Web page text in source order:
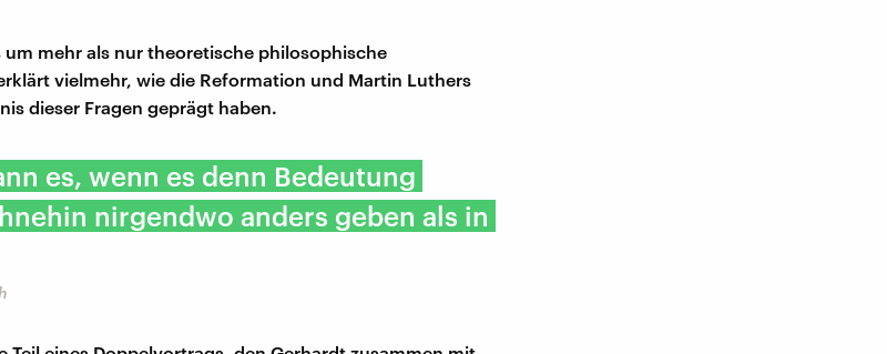
um mehr als nur theoretische philosophische
vielmehr, wie die Reformation und Martin Luthers
dieser Fragen geprägt haben.
es, wenn es denn Bedeutung
nirgendwo anders geben als in